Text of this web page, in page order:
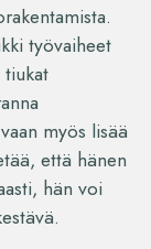
työvaiheet
myös lisää
että hänen
hän voi